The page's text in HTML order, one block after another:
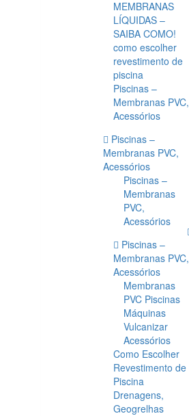
MEMBRANAS
LÍQUIDAS –
SAIBA COMO!
como escolher
revestimento de
piscina
Piscinas –
Membranas PVC,
Acessórios
Piscinas –
Membranas PVC,
Acessórios
Piscinas –
Membranas
PVC,
Acessórios
Piscinas –
Membranas PVC,
Acessórios
Membranas
PVC Piscinas
Máquinas
Vulcanizar
Acessórios
Como Escolher
Revestimento de
Piscina
Drenagens,
Geogrelhas